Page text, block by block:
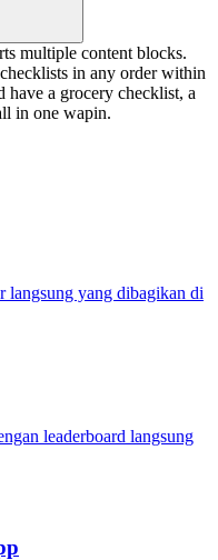
multiple content blocks.
in any order within
a grocery checklist, a
in one wapin.
langsung yang dibagikan di
leaderboard langsung